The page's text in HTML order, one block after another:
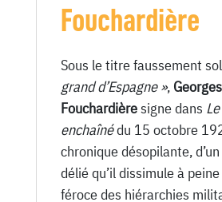
Fouchardière
Sous le titre faussement
grand d’Espagne »,
Fouchardièresigne dans
enchaînédu 15 octobre
chronique désopilante,
délié qu’il dissimule à
féroce des hiérarchies